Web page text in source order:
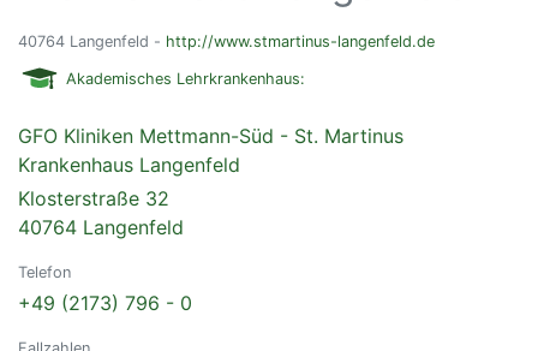
40764 Langenfeld - http://www.stmartinus-langenfeld.de
Akademisches Lehrkrankenhaus:
GFO Kliniken Mettmann-Süd - St. Martinus
Krankenhaus Langenfeld
Klosterstraße 32
40764 Langenfeld
Telefon
+49 (2173) 796 - 0